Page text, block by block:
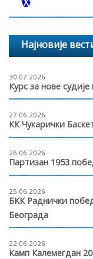
Најновије
30.07.2026
Курс за нове
27.06.2026
КК Чукарички
26.06.2026
Партизан 1953
25.06.2026
БКК Раднички
Београда
22.06.2026
Камп Калемегдан